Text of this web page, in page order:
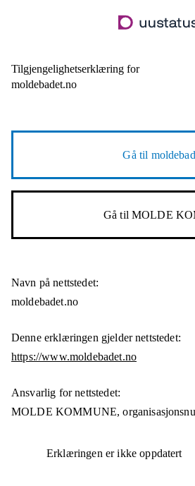
til
Tilgjengelighetserklæring for
moldebadet.no
Gå til
Gå tilMOLDE
Navn på nettstedet:
moldebadet.no
Denne erklæringen gjelder nettstedet:
https://www.moldebadet.no
Ansvarlig for nettstedet:
MOLDE KOMMUNE,
Erklæringen er ikke oppdatert